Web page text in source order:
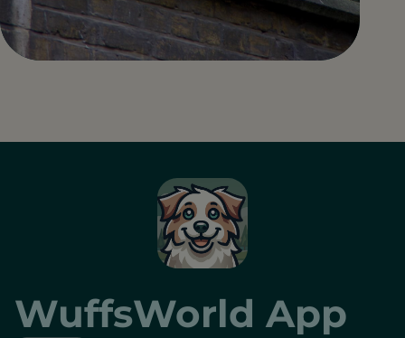
WuffsWorld App